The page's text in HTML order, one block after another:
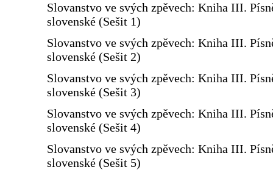
Slovanstvo ve svých zpěvech: Kniha III.
slovenské (Sešit 1)
Slovanstvo ve svých zpěvech: Kniha III.
slovenské (Sešit 2)
Slovanstvo ve svých zpěvech: Kniha III.
slovenské (Sešit 3)
Slovanstvo ve svých zpěvech: Kniha III.
slovenské (Sešit 4)
Slovanstvo ve svých zpěvech: Kniha III.
slovenské (Sešit 5)